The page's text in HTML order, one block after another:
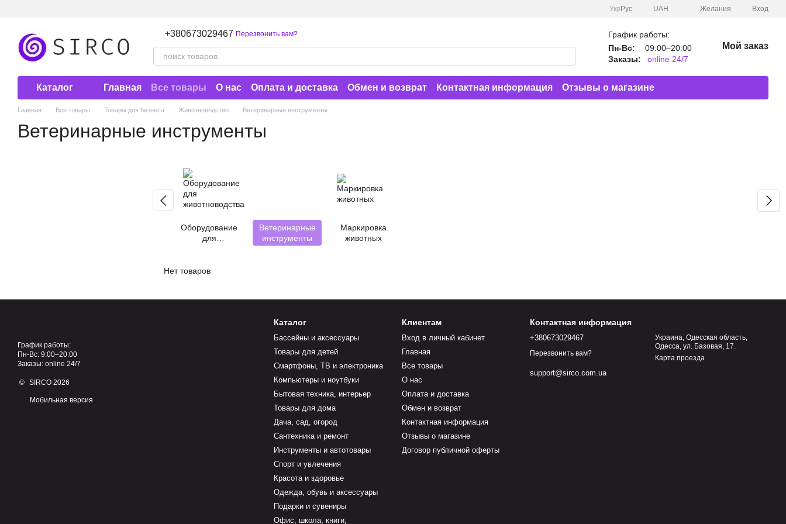
Укр Рус UAH Желания Вход
+380673029467 Перезвонить вам?
График работы:
Пн-Вс:
09:00–20:00
Заказы:
online 24/7
Мой заказ
Каталог Главная Все товары О нас Оплата и доставка Обмен и возврат Контактная информация
Отзывы о магазине
Договор публичной оферты
Главная Все товары Товары для бизнеса Животноводство Ветеринарные инструменты
Ветеринарные инструменты
Оборудование
для
Ветеринарные
инструменты
Маркировка
животных
Нет товаров
График работы:
Пн-Вс: 9:00–20:00
Заказы: online 24/7
© SIRCO 2026
Мобильная версия
Каталог
Бассейны и аксессуары
Товары для детей
Смартфоны, ТВ и электроника
Компьютеры и ноутбуки
Бытовая техника, интерьер
Товары для дома
Дача, сад, огород
Сантехника и ремонт
Инструменты и автотовары
Спорт и увлечения
Красота и здоровье
Одежда, обувь и аксессуары
Подарки и сувениры
Офис, школа, книги,
Клиентам
Вход в личный кабинет
Главная
Все товары
О нас
Оплата и доставка
Обмен и возврат
Контактная информация
Отзывы о магазине
Договор публичной оферты
Контактная информация
+380673029467
Перезвонить вам?
support@sirco.com.ua
Украина, Одесская область,
Одесса, ул. Базовая, 17.
Карта проезда